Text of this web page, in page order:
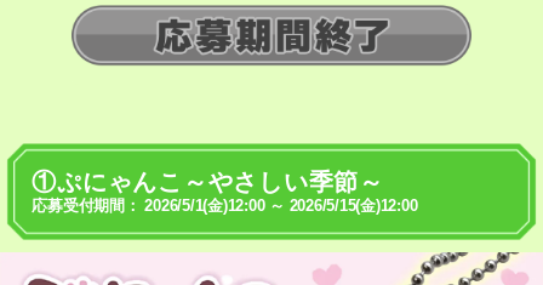
①ぷにゃんこ～やさしい季節～
応募受付期間： 2026/5/1(金)12:00 ～ 2026/5/15(金)12:00